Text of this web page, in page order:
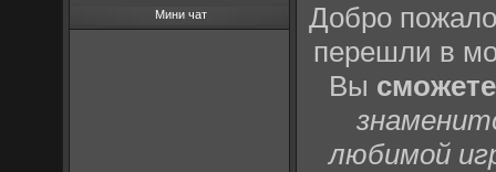
Мини чат
Добро
перешли в
Вы
любимой